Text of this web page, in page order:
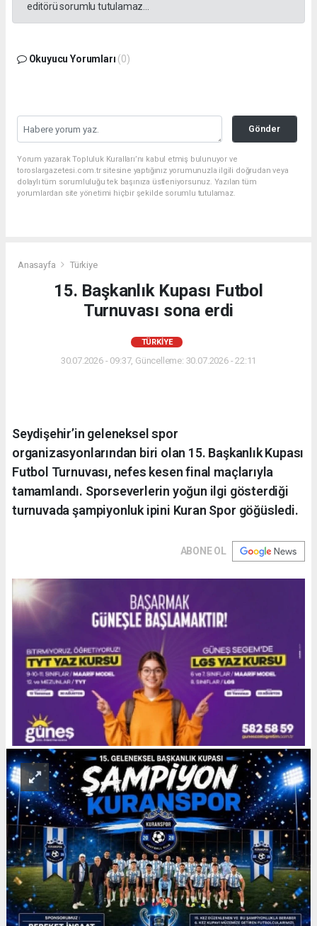
editörü sorumlu tutulamaz...
Okuyucu Yorumları (0)
Gönder
Yorum yazarak Topluluk Kuralları’nı kabul etmiş bulunuyor ve
toroslargazetesi.com.tr sitesine yaptığınız yorumunuzla ilgili doğrudan veya
dolaylı tüm sorumluluğu tek başınıza üstleniyorsunuz. Yazılan tüm
yorumlardan site yönetimi hiçbir şekilde sorumlu tutulamaz.
Anasayfa Türkiye
15. Başkanlık Kupası Futbol
Turnuvası sona erdi
TÜRKIYE
30.07.2026 - 09:37, Güncelleme: 30.07.2026 - 22:11
Seydişehir’in geleneksel spor
organizasyonlarından biri olan 15. Başkanlık Kupası
Futbol Turnuvası, nefes kesen final maçlarıyla
tamamlandı. Sporseverlerin yoğun ilgi gösterdiği
turnuvada şampiyonluk ipini Kuran Spor göğüsledi.
ABONE OL